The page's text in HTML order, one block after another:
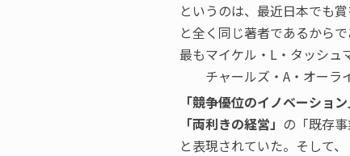
というのは、最近日本でも
と全く同じ著者であるからで
最もマイケル・L・タッシュ
チャールズ・A・オーラ
「競争優位のイノベーション
「両利きの経営」 の「既存
と表現されていた。そして